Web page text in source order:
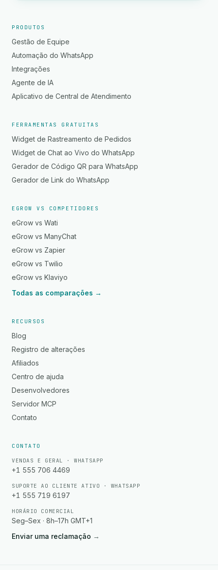
PRODUTOS
Gestão de Equipe
Automação do WhatsApp
Integrações
Agente de IA
Aplicativo de Central de Atendimento
FERRAMENTAS GRATUITAS
Widget de Rastreamento de Pedidos
Widget de Chat ao Vivo do WhatsApp
Gerador de Código QR para WhatsApp
Gerador de Link do WhatsApp
EGROW VS COMPETIDORES
eGrow vs Wati
eGrow vs ManyChat
eGrow vs Zapier
eGrow vs Twilio
eGrow vs Klaviyo
Todas as comparações →
RECURSOS
Blog
Registro de alterações
Afiliados
Centro de ajuda
Desenvolvedores
Servidor MCP
Contato
CONTATO
VENDAS E GERAL · WHATSAPP
+1 555 706 4469
SUPORTE AO CLIENTE ATIVO · WHATSAPP
+1 555 719 6197
HORÁRIO COMERCIAL
Seg–Sex · 8h–17h GMT+1
Enviar uma reclamação →